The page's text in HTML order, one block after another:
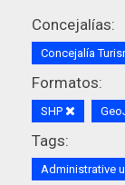
Concejalías:
Concejalía
Formatos:
SHP
Tags:
Administrative